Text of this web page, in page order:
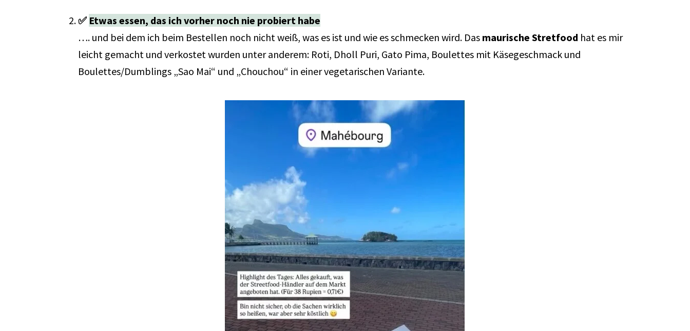
✅ Etwas essen, das ich vorher noch nie probiert habe
…. und bei dem ich beim Bestellen noch nicht weiß, was es ist und wie es schmecken wird. Das maurische Stretfood hat es mir
leicht gemacht und verkostet wurden unter anderem: Roti, Dholl Puri, Gato Pima, Boulettes mit Käsegeschmack und
Boulettes/Dumblings „Sao Mai“ und „Chouchou“ in einer vegetarischen Variante.